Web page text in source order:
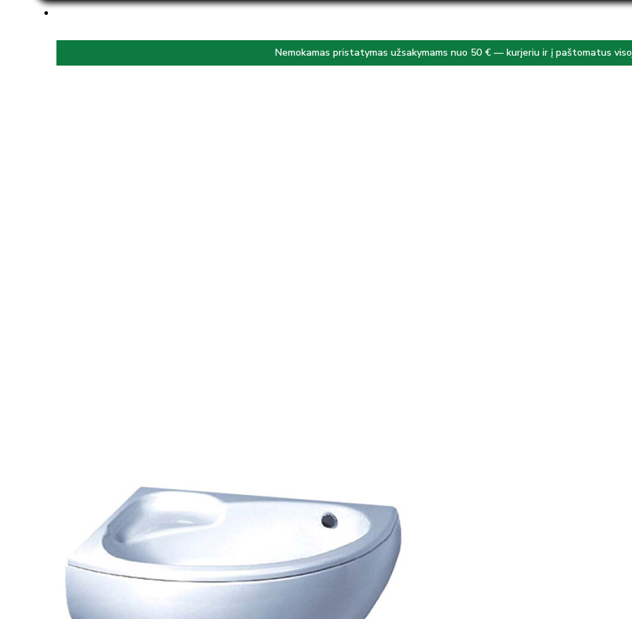
Nemokamas pristatymas užsakymams nuo 50 € — kurjeriu ir į paštomatus